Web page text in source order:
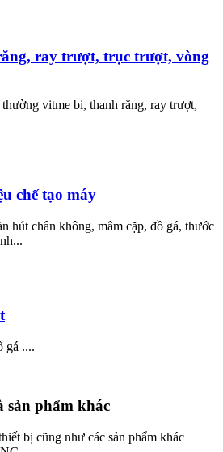
ray trượt, trục trượt, vòng
vitme bi, thanh răng, ray trượt,
chế tạo máy
hút chân không, mâm cặp, đồ gá, thước
gá ....
sản phẩm khác
bị cũng như các sản phẩm khác